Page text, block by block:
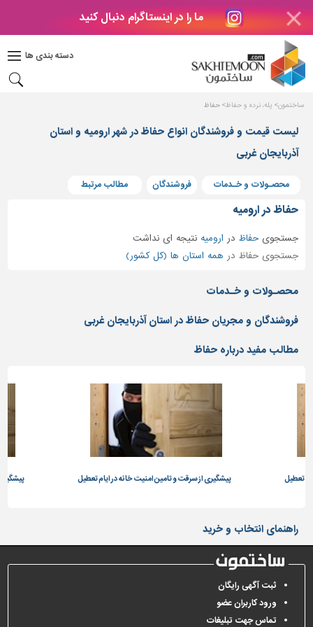
ما را در اینستاگرام دنبال کنید
دسته بندی ها
دکوراسیون
بتن
های
بتنی
درب
پنجره
مصالح
پله،
نرده
حفاظ
دیوارپوش،
و
محوطه
سازی
و
نما
ساخت
و
ساز
ساختمون پله، نرده و حفاظ حفاظ
لیست قیمت و فروشندگان انواع حفاظ در شهر ارومیه و استان
آذربایجان غربی
محصـولات و خـدمات فروشندگان مطالب مرتبط
حفاظ در ارومیه
جستجویحفاظ در ارومیه نتیجه ای نداشت
جستجوی حفاظ در همه استان ها (کل کشور)
محصـولات و خـدمات
فروشندگان و مجریان حفاظ در استان آذربایجان غربی
مطالب مفید درباره حفاظ
تعطیل پیشگیری از سرقت و تامین امنیت خانه در ایام تعطیل
راهنمای انتخاب و خرید
ثبت آگهی رایگان
ورود کاربران عضو
تماس جهت تبلیغات